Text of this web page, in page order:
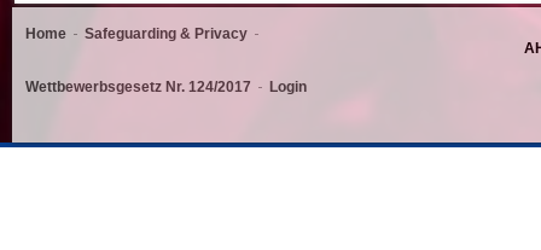
Home Safeguarding & Privacy
Wettbewerbsgesetz Nr. 124/2017 Login